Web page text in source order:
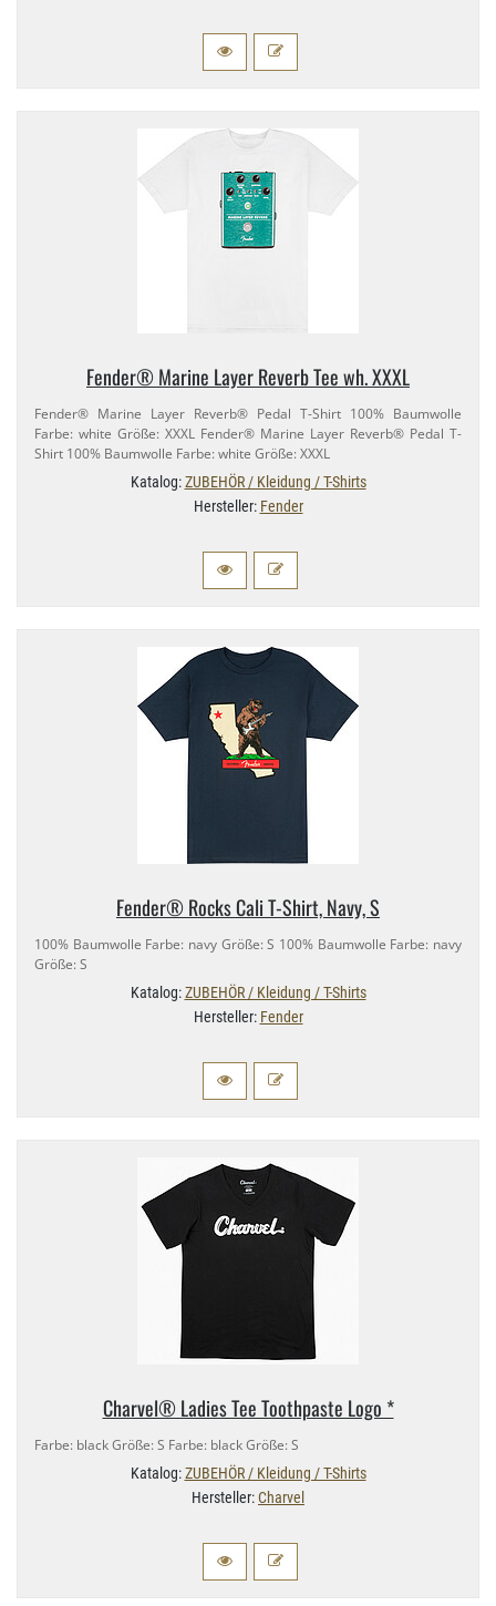
Fender® Marine Layer Reverb Tee wh. XXXL
Fender® Marine Layer Reverb® Pedal T-​Shirt 100% Baumwolle
Farbe: white Größe: XXXL Fender® Marine Layer Reverb® Pedal T-​
Shirt 100% Baumwolle Farbe: white Größe: XXXL
Katalog:ZUBEHÖR / Kleidung / T-Shirts
Hersteller: Fender
Fender® Rocks Cali T-​Shirt, Navy, S
100% Baumwolle Farbe: navy Größe: S 100% Baumwolle Farbe: navy
Größe: S
Katalog:ZUBEHÖR / Kleidung / T-Shirts
Hersteller: Fender
Charvel® Ladies Tee Toothpaste Logo *
Farbe: black Größe: S Farbe: black Größe: S
Katalog:ZUBEHÖR / Kleidung / T-Shirts
Hersteller:Charvel